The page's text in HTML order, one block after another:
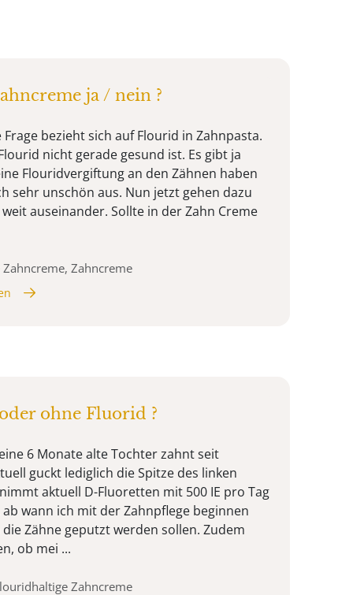
ja / nein ?
Frage bezieht sich auf Flourid in Zahnpasta.
nicht gerade gesund ist. Es gibt ja
Flouridvergiftung an den Zähnen haben
sehr unschön aus. Nun jetzt gehen dazu
auseinander. Sollte in der Zahn Creme
Zahncreme
ohne Fluorid ?
6 Monate alte Tochter zahnt seit
guckt lediglich die Spitze des linken
aktuell D-Fluoretten mit 500 IE pro Tag
ab wann ich mit der Zahnpflege beginnen
Zähne geputzt werden sollen. Zudem
ob mei ...
Zahncreme